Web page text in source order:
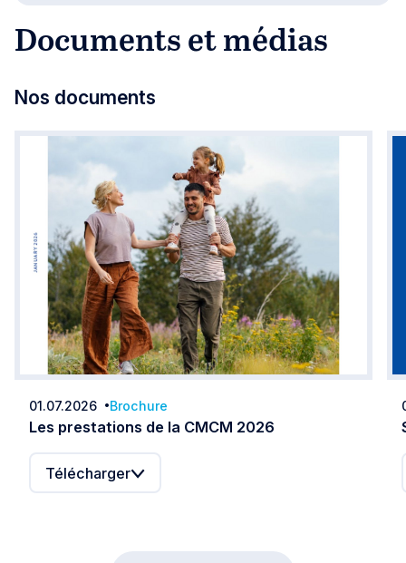
Documents et médias
Nos documents
Les prestations de la CMCM 2026
Date:
01.07.2026 Brochure
Télécharger